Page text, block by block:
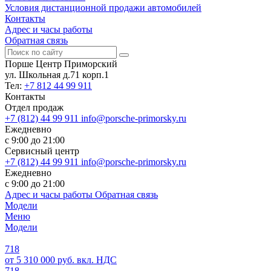
Условия дистанционной продажи автомобилей
Контакты
Адрес и часы работы
Обратная связь
Порше Центр Приморский
ул. Школьная д.71 корп.1
Тел: +7 812 44 99 911
Контакты
Отдел продаж
+7 (812) 44 99 911 info@porsche-primorsky.ru
Ежедневно
с 9:00 до 21:00
Сервисный центр
+7 (812) 44 99 911 info@porsche-primorsky.ru
Ежедневно
с 9:00 до 21:00
Адрес и часы работы Обратная связь
Модели
Меню
Модели
718
от 5 310 000 руб. вкл. НДС